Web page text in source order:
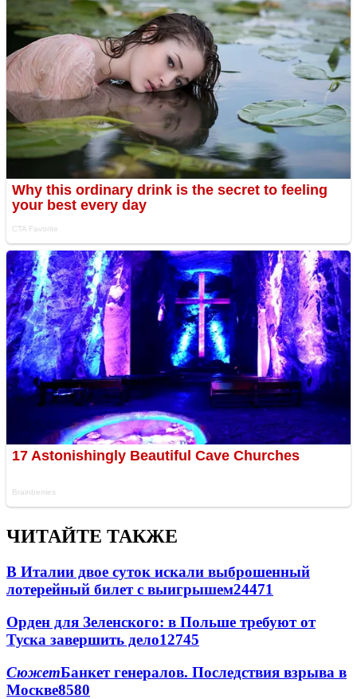
ЧИТАЙТЕ ТАКЖЕ
В Италии двое суток искали выброшенный
лотерейный билет с выигрышем24471
Орден для Зеленского: в Польше требуют от
Туска завершить дело12745
СюжетБанкет генералов. Последствия взрыва в
Москве8580